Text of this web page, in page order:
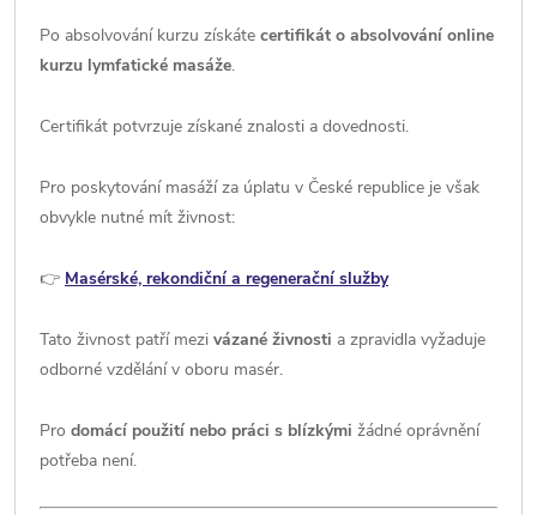
Po absolvování kurzu získáte certifikát o absolvování online
kurzu lymfatické masáže.
Certifikát potvrzuje získané znalosti a dovednosti.
Pro poskytování masáží za úplatu v České republice je však
obvykle nutné mít živnost:
👉 Masérské, rekondiční a regenerační služby
Tato živnost patří mezi vázané živnosti a zpravidla vyžaduje
odborné vzdělání v oboru masér.
Pro domácí použití nebo práci s blízkými žádné oprávnění
potřeba není.